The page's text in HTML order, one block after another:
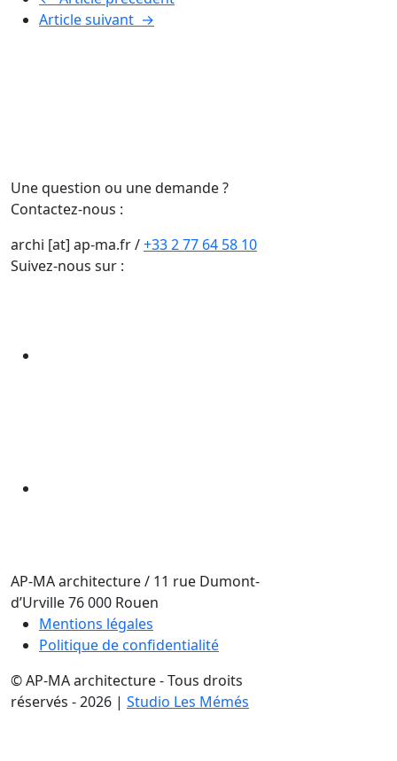
Article suivant →
Une question ou une demande ?
Contactez-nous :
archi [at] ap-ma.fr/+33 2 77 64 58 10
Suivez-nous sur :
AP-MA architecture/ 11 rue Dumont-
d’Urville76 000 Rouen
Mentions légales
Politique de confidentialité
© AP-MA architecture - Tous droits
réservés - 2026 | Studio Les Mémés